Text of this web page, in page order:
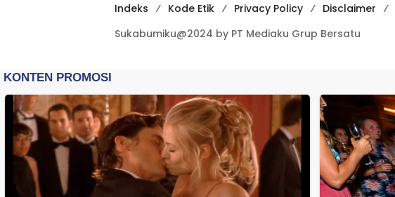
Indeks Kode Etik Privacy Policy Disclaimer
Sukabumiku@2024 by PT Mediaku Grup Bersatu